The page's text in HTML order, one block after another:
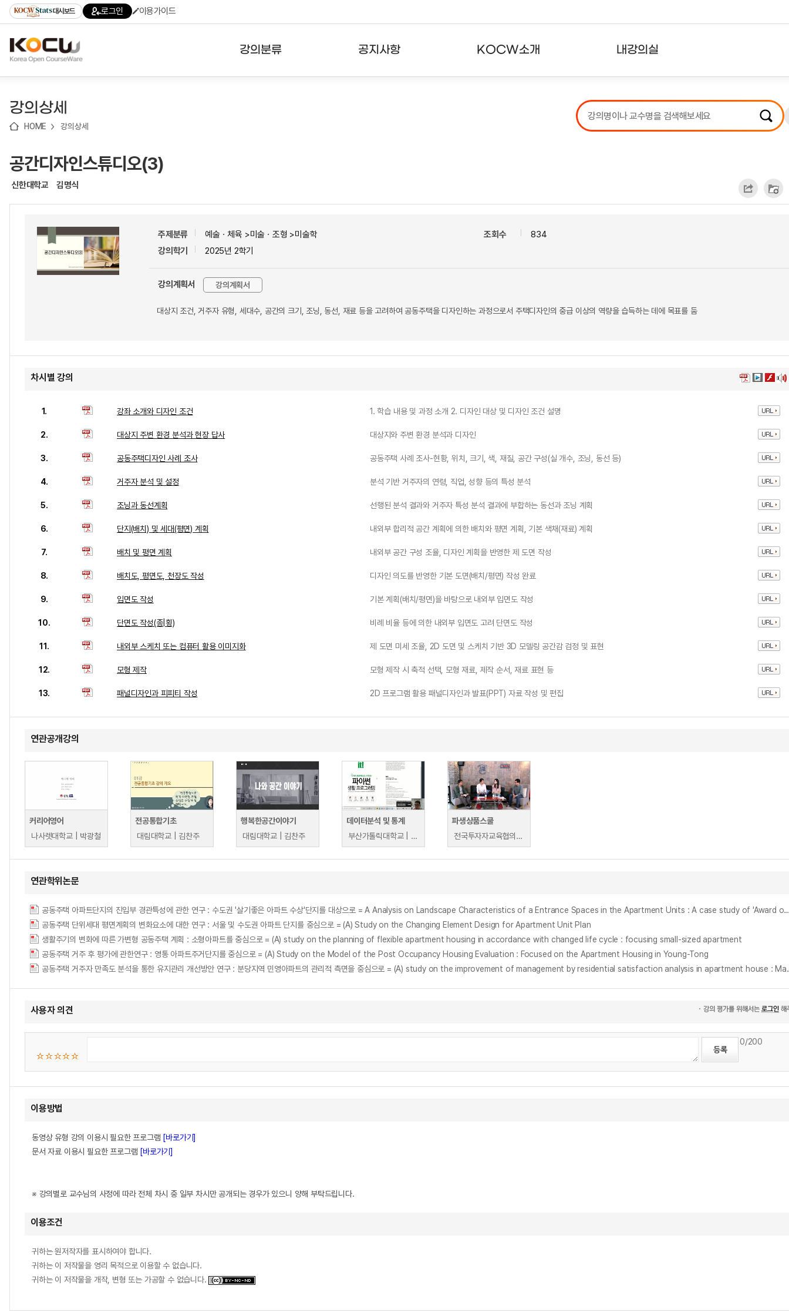
기
기
기
content)
가
대시보드 로그인 이용가이드
강의분류 공지사항 KOCW소개 내강의실
강의리스트
수강확인증강의
강의상세
HOME 강의상세
공간디자인스튜디오(3)
신한대학교 김명식
주제분류
예술ㆍ체육 >미술ㆍ조형 >미술학
강의학기
2025년 2학기
조회수 834
강의계획서 강의계획서
대상지 조건, 거주자 유형, 세대수, 공간의 크기, 조닝, 동선, 재료 등을 고려하여 공동주택을 디자인하는 과정으로서 주택디자인의 중급 이상의 역량을 습득하는 데에 목표를 둠
차시별 강의
1. 강좌 소개와 디자인 조건 1. 학습 내용 및 과정 소개 2. 디자인 대상 및 디자인 조건 설명
2. 대상지 주변 환경 분석과 현장 답사 대상지와 주변 환경 분석과 디자인
3. 공동주택디자인 사례 조사 공동주택 사례 조사-현황, 위치, 크기, 색, 재질, 공간 구성(실 개수, 조닝, 동선 등)
4. 거주자 분석 및 설정 분석 기반 거주자의 연령, 직업, 성향 등의 특성 분석
5. 조닝과 동선계획 선행된 분석 결과와 거주자 특성 분석 결과에 부합하는 동선과 조닝 계획
6. 단지(배치) 및 세대(평면) 계획 내외부 합리적 공간 계획에 의한 배치와 평면 계획, 기본 색채(재료) 계획
7. 배치 및 평면 계획 내외부 공간 구성 조율, 디자인 계획을 반영한 제 도면 작성
8. 배치도, 평면도, 천장도 작성 디자인 의도를 반영한 기본 도면(배치/평면) 작성 완료
9. 입면도 작성 기본 계획(배치/평면)을 바탕으로 내외부 입면도 작성
10. 단면도 작성(종|횡) 비례 비율 등에 의한 내외부 입면도 고려 단면도 작성
11. 내외부 스케치 또는 컴퓨터 활용 이미지화 제 도면 미세 조율, 2D 도면 및 스케치 기반 3D 모델링 공간감 검정 및 표현
12. 모형 제작 모형 제작 시 축적 선택, 모형 재료, 제작 순서, 재료 표현 등
13. 패널디자인과 피피티 작성 2D 프로그램 활용 패널디자인과 발표(PPT) 자료 작성 및 편집
연관공개강의
커리어영어
나사렛대학교 | 박광철
전공통합기초
대림대학교 | 김찬주
행복한공간이야기
대림대학교 | 김찬주
데이터분석 및 통계
부산가톨릭대학교 | 박지섭
파생상품스쿨
전국투자자교육협의회 |
연관학위논문
공동주택 아파트단지의 진입부 경관특성에 관한 연구 : 수도권 '살기좋은 아파트 수상'단지를 대상으로 = A Analysis on Landscape Characteristics of
공동주택 단위세대 평면계획의 변화요소에 대한 연구 : 서울 및 수도권 아파트 단지를 중심으로 = (A) Study on the Changing Element Design for Apartment Unit Plan
생활주기의 변화에 따른 가변형 공동주택 계획 : 소형아파트를 중심으로 = (A) study on the planning of flexible apartment housing in accordance with changed life cycle : focusing small-sized apartment
공동주택 거주 후 평가에 관한연구 : 영통 아파트주거단지를 중심으로 = (A) Study on the Model of the Post Occupancy Housing Evaluation : Focused on the Apartment Housing in Young-Tong
공동주택 거주자 만족도 분석을 통한 유지관리 개선방안
사용자 의견
0/200
이용방법
동영상 유형 강의 이용시 필요한 프로그램 [바로가기]
문서 자료 이용시 필요한 프로그램 [바로가기]
※ 강의별로 교수님의 사정에 따라 전체 차시 중 일부 차시만 공개되는 경우가 있으니 양해 부탁드립니다.
이용조건
귀하는 원저작자를 표시하여야 합니다.
귀하는 이 저작물을 영리 목적으로 이용할 수 없습니다.
귀하는 이 저작물을 개작, 변형 또는 가공할 수 없습니다.